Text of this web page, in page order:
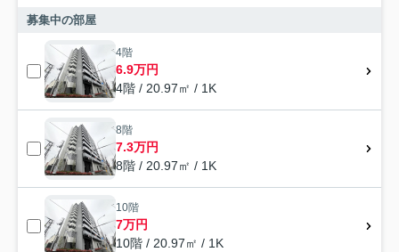
募集中の部屋
4階
6.9万円
4階 / 20.97㎡ / 1K
8階
7.3万円
8階 / 20.97㎡ / 1K
10階
7万円
10階 / 20.97㎡ / 1K